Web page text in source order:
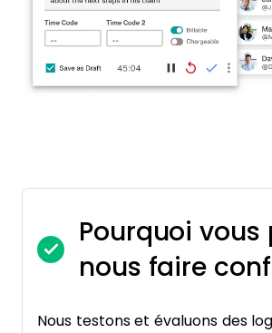
Pourquoi vous
nous faire
Nous testons et évaluons des